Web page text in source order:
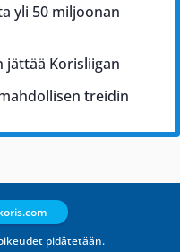
yli 50 miljoonan
jättää Korisliigan
treidin
pidätetään.